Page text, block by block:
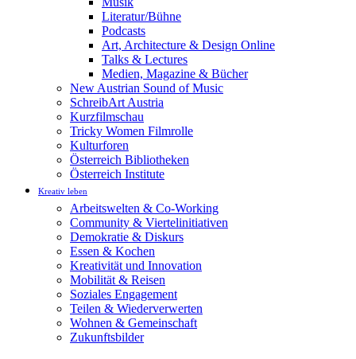
Literatur/Bühne
Podcasts
Art, Architecture & Design Online
Talks & Lectures
Medien, Magazine & Bücher
New Austrian Sound of Music
SchreibArt Austria
Kurzfilmschau
Tricky Women Filmrolle
Kulturforen
Österreich Bibliotheken
Österreich Institute
Kreativ leben
Arbeitswelten & Co-Working
Community & Viertelinitiativen
Demokratie & Diskurs
Essen & Kochen
Kreativität und Innovation
Mobilität & Reisen
Soziales Engagement
Teilen & Wiederverwerten
Wohnen & Gemeinschaft
Zukunftsbilder